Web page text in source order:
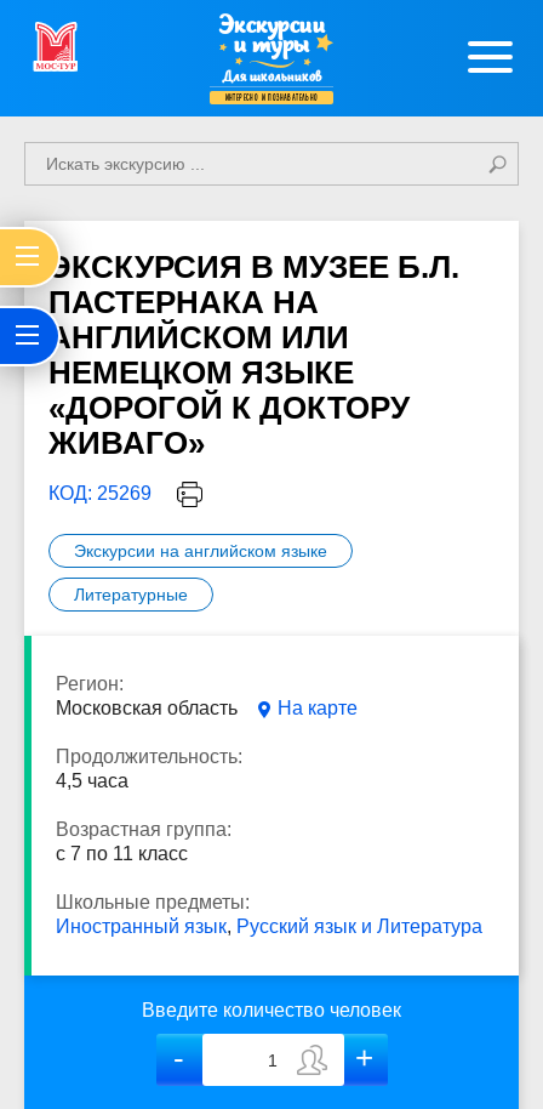
Экскурсии
и туры
Для школьников
интересно и познавательно
ЭКСКУРСИЯ В МУЗЕЕ Б.Л.
ПАСТЕРНАКА НА
АНГЛИЙСКОМ ИЛИ
НЕМЕЦКОМ ЯЗЫКЕ
«ДОРОГОЙ К ДОКТОРУ
ЖИВАГО»
КОД: 25269
Экскурсии на английском языке
Литературные
Регион:
Московская область
На карте
Продолжительность:
4,5 часа
Возрастная группа:
с 7 по 11 класс
Школьные предметы:
Иностранный язык, Русский язык и Литература
Введите количество человек